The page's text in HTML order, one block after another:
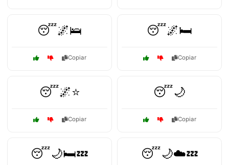
😴🌌🛌
Copiar
😴🌌🛏️
Copiar
😴🌌⭐
Copiar
😴🌙
Copiar
😴🌙🛏️💤 😴🌙☁️💤